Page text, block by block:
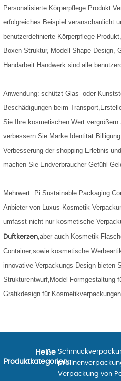
Personalisierte Körperpflege Produkt
erfolgreiches Beispiel veranschaulicht
benutzerdefinierte Körperpflege-
Boxen Struktur, Modell Shape Design,
Handarbeit Handwerk sind alle
Anwendung: schützt Glas- oder
Beschädigungen beim
Sie Ihre kosmetischen Wert
verbessern Sie Marke Identität
Verbesserung der shopping-Erlebnis
machen Sie Endverbraucher Gefühl
Mehrwert: Pi Sustainable Packaging
Anbieter von Luxus-Kosmetik-
umfasst nicht nur kosmetische
Duftkerzen,aber auch Kosmetik-
Container,sowie kosmetische
innovative Verpackungs-Design bieten
Strukturentwurf,Model Formgestaltung
Grafikdesign für
Heiße
Produktkategorien:
Verpackung von